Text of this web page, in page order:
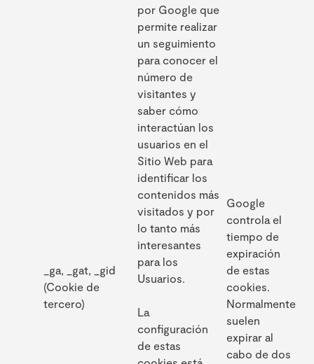
_ga, _gat, _gid
(Cookie de
tercero)
por Google que
permite realizar
un seguimiento
para conocer el
número de
visitantes y
saber cómo
interactúan los
usuarios en el
Sitio Web para
identificar los
contenidos más
visitados y por
lo tanto más
interesantes
para los
Usuarios.
La
configuración
de estas
Google
controla el
tiempo de
expiración
de estas
cookies.
Normalmente
suelen
expirar al
cabo de dos